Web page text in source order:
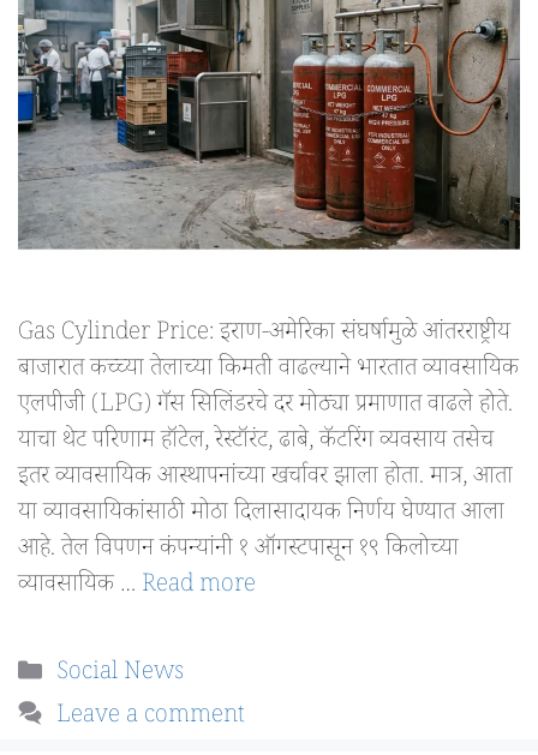
Gas Cylinder Price: इराण-अमेरिका संघर्षामुळे आंतरराष्ट्रीय
बाजारात कच्च्या तेलाच्या किमती वाढल्याने भारतात व्यावसायिक
एलपीजी (LPG) गॅस सिलिंडरचे दर मोठ्या प्रमाणात वाढले होते.
याचा थेट परिणाम हॉटेल, रेस्टॉरंट, ढाबे, कॅटरिंग व्यवसाय तसेच
इतर व्यावसायिक आस्थापनांच्या खर्चावर झाला होता. मात्र, आता
या व्यावसायिकांसाठी मोठा दिलासादायक निर्णय घेण्यात आला
आहे. तेल विपणन कंपन्यांनी १ ऑगस्टपासून १९ किलोच्या
व्यावसायिक … Read more
Categories
Social News
Leave a comment